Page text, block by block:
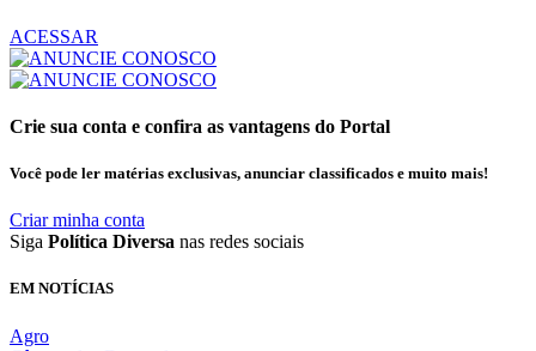
ACESSAR
Crie sua conta e confira as vantagens do Portal
Você pode ler matérias exclusivas, anunciar classificados e muito mais!
Criar minha conta
Siga Política Diversa nas redes sociais
EM NOTÍCIAS
Agro